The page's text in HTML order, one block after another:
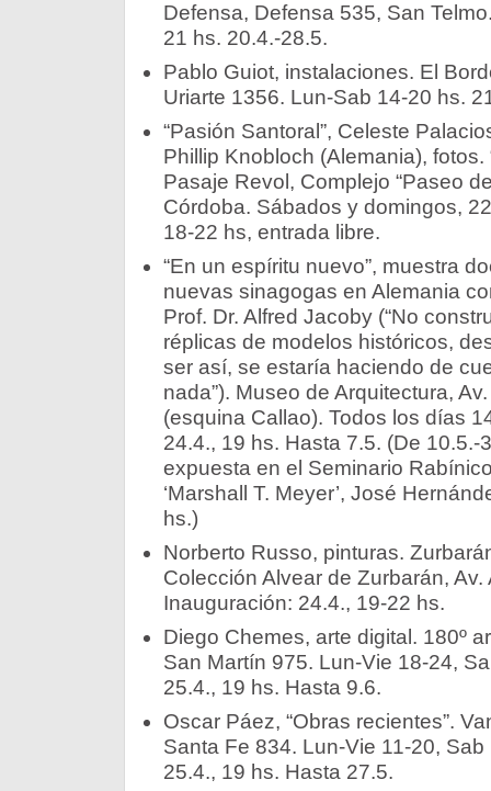
Defensa, Defensa 535, San
21 hs. 20.4.-28.5.
Pablo Guiot, instalaciones. El
Uriarte 1356. Lun-Sab 14-20 hs.
“Pasión Santoral”, Celeste
Phillip Knobloch (Alemania), fotos.
Pasaje Revol, Complejo “Paseo
Córdoba. Sábados y domingos,
18-22 hs, entrada libre.
“En un espíritu nuevo”, muestra
nuevas sinagogas en Alemania
Prof. Dr. Alfred Jacoby (“No
réplicas de modelos históricos,
ser así, se estaría haciendo de
nada”). Museo de Arquitectura,
(esquina Callao). Todos los días
24.4., 19 hs. Hasta 7.5. (De 10.5.-
expuesta en el Seminario
‘Marshall T. Meyer’, José
hs.)
Norberto Russo, pinturas.
Colección Alvear de Zurbarán, Av.
Inauguración: 24.4., 19-22 hs.
Diego Chemes, arte digital. 180º
San Martín 975. Lun-Vie 18-24,
25.4., 19 hs. Hasta 9.6.
Oscar Páez, “Obras recientes”.
Santa Fe 834. Lun-Vie 11-20,
25.4., 19 hs. Hasta 27.5.